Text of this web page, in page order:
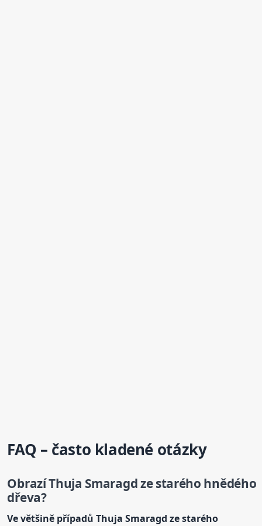
FAQ – často kladené otázky
Obrazí Thuja Smaragd ze starého hnědého
dřeva?
Ve většině případů Thuja Smaragd ze starého